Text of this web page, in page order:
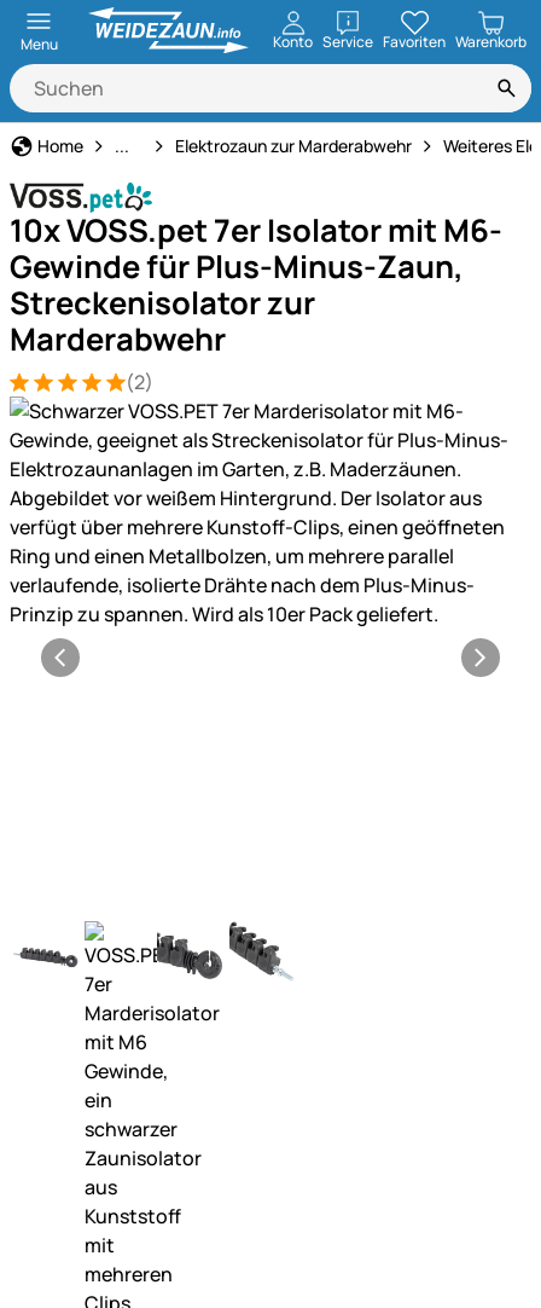
Menu Konto ServiceöffnenFavoriten Warenkorb
Home Marderabwehr
... Elektrozaun zur Marderabwehr Weiteres
10x VOSS.pet 7er Isolator mit M6-
Gewinde für Plus-Minus-Zaun,
Streckenisolator zur
Marderabwehr
Bewertung: 5 von 5 (2 Bewertungen)
2 Bewertungen
(2)
Produktgalerie